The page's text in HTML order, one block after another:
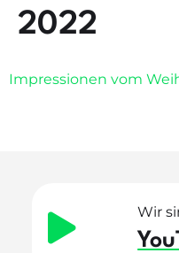
2022
Impressionen vom
Wir